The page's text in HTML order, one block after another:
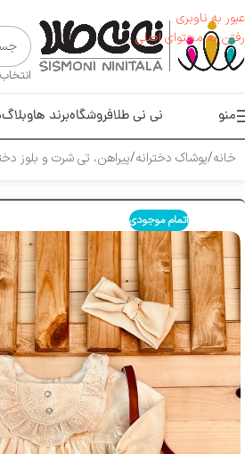
عبور به ناوبری
رفتن به محتوای اصلی
منو نی نی طلافروشگاهبرند هاوبلاگ
خانه پوشاک دخترانه پیراهن، تی شرت و بلوز
اتمام موجودی